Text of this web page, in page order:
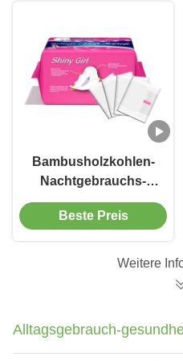
Bambusholzkohlen-
Nachtgebrauchs-
Damenbinde füllt
biologisch
Beste Preis
Weitere
Alltagsgebrauch-